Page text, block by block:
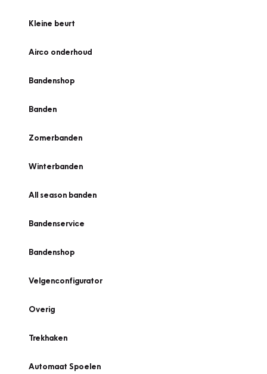
Kleine beurt
Airco onderhoud
Bandenshop
Banden
Zomerbanden
Winterbanden
All season banden
Bandenservice
Bandenshop
Velgenconfigurator
Overig
Trekhaken
Automaat Spoelen